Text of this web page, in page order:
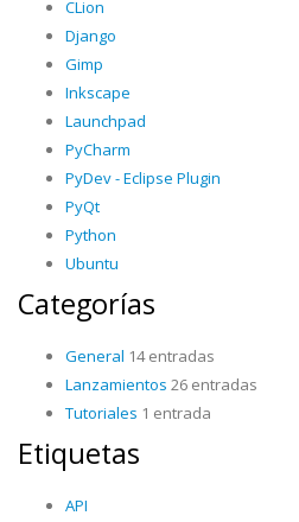
CLion
Django
Gimp
Inkscape
Launchpad
PyCharm
PyDev - Eclipse Plugin
PyQt
Python
Ubuntu
Categorías
General 14 entradas
Lanzamientos 26 entradas
Tutoriales 1 entrada
Etiquetas
API